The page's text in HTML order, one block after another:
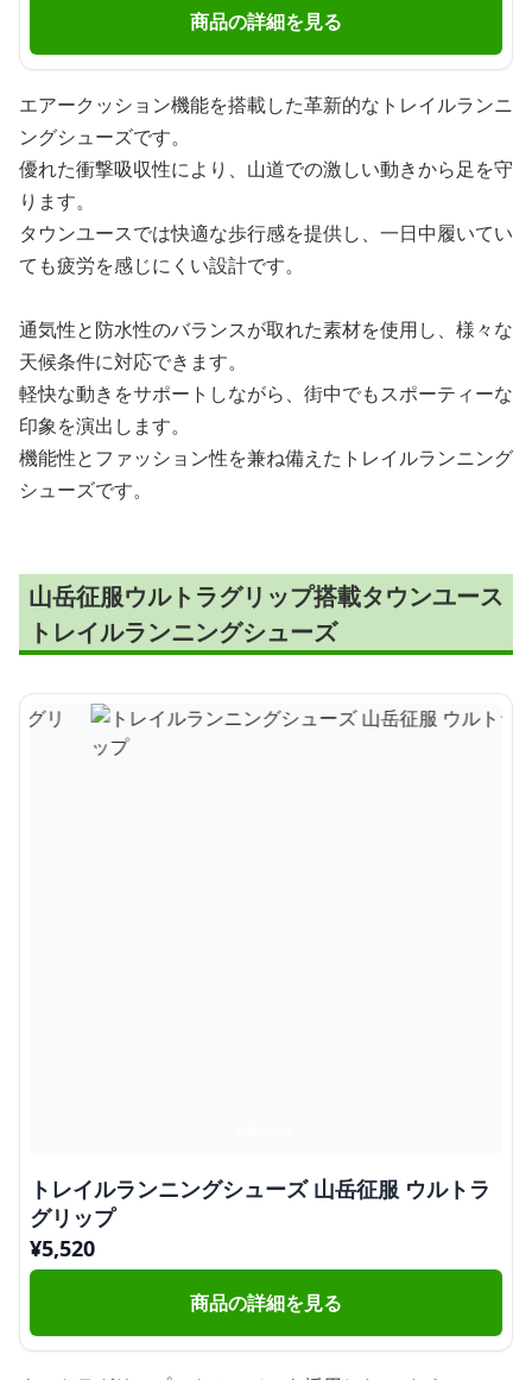
商品の詳細を見る
エアークッション機能を搭載した革新的なトレイルランニ
ングシューズです。
優れた衝撃吸収性により、山道での激しい動きから足を守
ります。
タウンユースでは快適な歩行感を提供し、一日中履いてい
ても疲労を感じにくい設計です。
通気性と防水性のバランスが取れた素材を使用し、様々な
天候条件に対応できます。
軽快な動きをサポートしながら、街中でもスポーティーな
印象を演出します。
機能性とファッション性を兼ね備えたトレイルランニング
シューズです。
山岳征服ウルトラグリップ搭載タウンユース
トレイルランニングシューズ
トレイルランニングシューズ 山岳征服 ウルトラ
グリップ
¥5,520
商品の詳細を見る